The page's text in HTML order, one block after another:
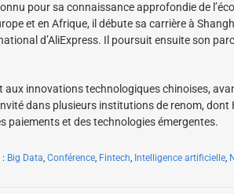
pour sa connaissance approfondie de
et en Afrique, il débute sa carrière à
d’AliExpress. Il poursuit ensuite son
aux innovations technologiques chinoises,
dans plusieurs institutions de renom, dont
paiements et des technologies émergentes.
: Big Data, Conférence, Fintech, Intelligence artificielle,